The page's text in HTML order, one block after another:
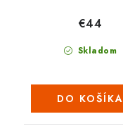
Skladom
€44
DO KOŠÍKA